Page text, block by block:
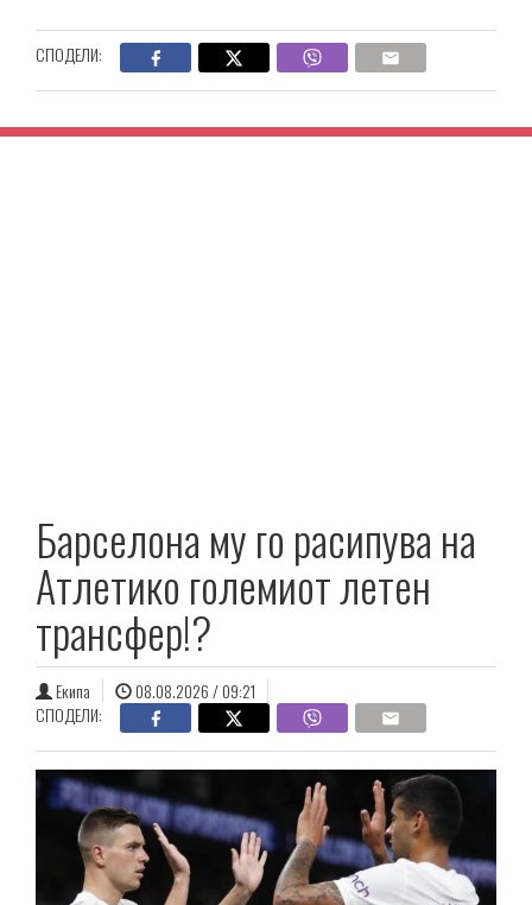
СПОДЕЛИ:
Барселона му го расипува на
Атлетико големиот летен
трансфер!?
Екипа
08.08.2026 / 09:21
СПОДЕЛИ: